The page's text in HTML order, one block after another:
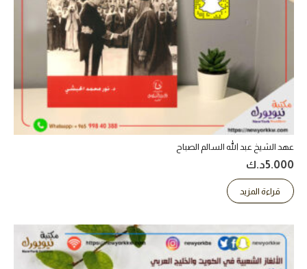
عهد الشيخ عبد الله السالم الصباح
5.000د.ك
قراءة المزيد